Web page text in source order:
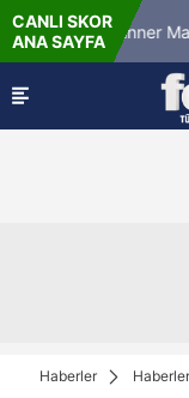
CANLI SKOR
ANA SAYFA
Per
Winner Match
Haberler Haberler